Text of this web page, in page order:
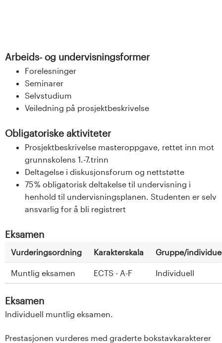
Arbeids- og undervisningsformer
Forelesninger
Seminarer
Selvstudium
Veiledning på prosjektbeskrivelse
Obligatoriske aktiviteter
Prosjektbeskrivelse masteroppgave, rettet inn mot
grunnskolens 1.-7.trinn
Deltagelse i diskusjonsforum og nettstøtte
75 % obligatorisk deltakelse til undervisning i
henhold til undervisningsplanen. Studenten er selv
ansvarlig for å bli registrert
Eksamen
Vurderingsordning Karakterskala Gruppe/
Muntlig eksamen ECTS - A-F Individuell
Eksamen
Individuell muntlig eksamen.
Prestasjonen vurderes med graderte bokstavkarakterer